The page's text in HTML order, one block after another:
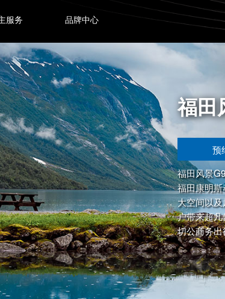
服务 品牌中心
福田风景
预约试驾
福田风景G9基于全球经
福田康明斯动力的新一代
大空间以及超长质保服务
户带来超凡舒适的尊贵
切公商务出行，是国家政